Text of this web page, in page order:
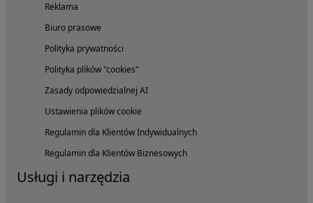
Reklama
Biuro prasowe
Polityka prywatności
Polityka plików "cookies"
Zasady odpowiedzialnej AI
Ustawienia plików cookie
Regulamin dla Klientów Indywidualnych
Regulamin dla Klientów Biznesowych
Usługi i narzędzia